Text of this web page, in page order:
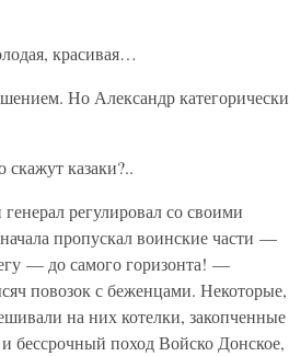
красивая…
Но Александр категорически
казаки?..
регулировал со своими
пропускал воинские части —
— до самого горизонта! —
повозок с беженцами. Некоторые,
на них котелки, закопченные
бессрочный поход Войско Донское,